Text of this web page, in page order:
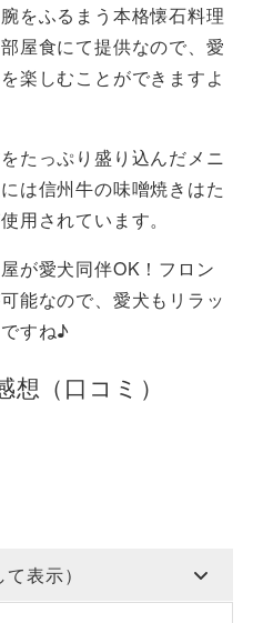
をふるまう本格懐石料理
屋食にて提供なので、愛
楽しむことができますよ
たっぷり盛り込んだメニ
は信州牛の味噌焼きはた
用されています。
が愛犬同伴OK！フロン
能なので、愛犬もリラッ
すね♪
想（口コミ）
表示）